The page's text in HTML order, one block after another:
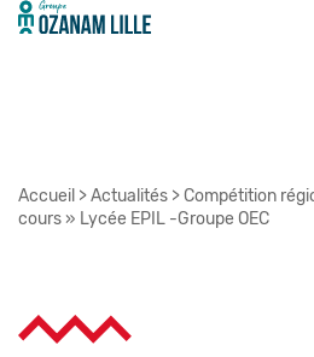
Accueil >Actualités >Compétition
cours » Lycée EPIL -Groupe OEC